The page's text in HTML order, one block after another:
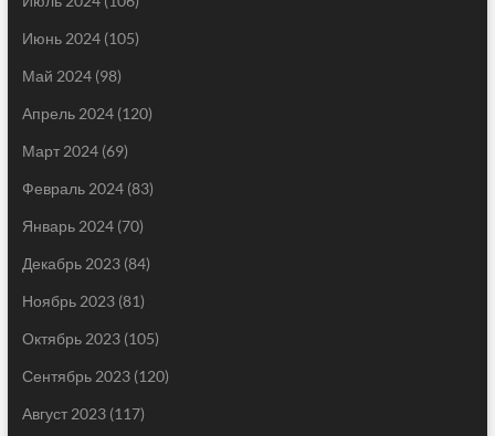
Июнь 2024(105)
Май 2024(98)
Апрель 2024(120)
Март 2024(69)
Февраль 2024(83)
Январь 2024(70)
Декабрь 2023(84)
Ноябрь 2023(81)
Октябрь 2023(105)
Сентябрь 2023(120)
Август 2023(117)